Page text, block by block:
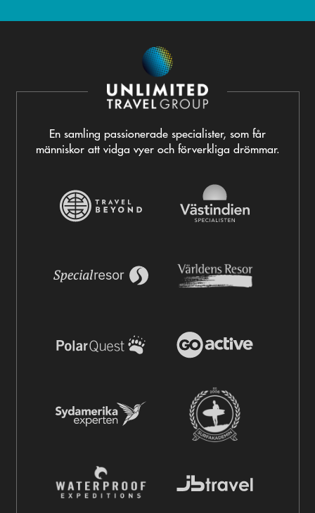
En samling passionerade specialister, som får
människor att vidga vyer och förverkliga drömmar.